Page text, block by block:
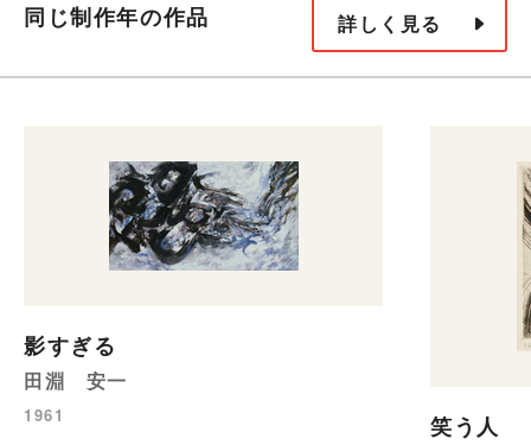
同じ制作年の作品 詳しく見る
影すぎる
田淵 安一
1961 笑う人